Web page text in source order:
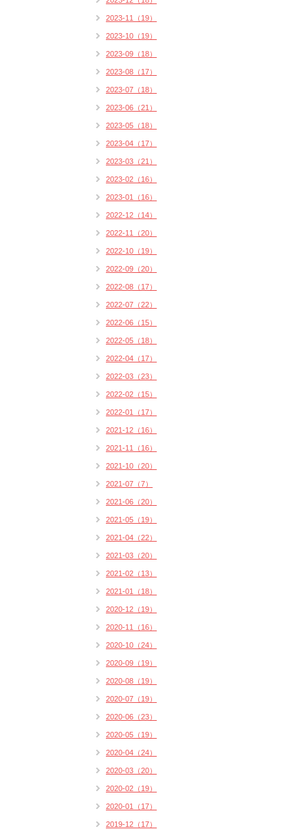
2023-11（19）
2023-10（19）
2023-09（18）
2023-08（17）
2023-07（18）
2023-06（21）
2023-05（18）
2023-04（17）
2023-03（21）
2023-02（16）
2023-01（16）
2022-12（14）
2022-11（20）
2022-10（19）
2022-09（20）
2022-08（17）
2022-07（22）
2022-06（15）
2022-05（18）
2022-04（17）
2022-03（23）
2022-02（15）
2022-01（17）
2021-12（16）
2021-11（16）
2021-10（20）
2021-07（7）
2021-06（20）
2021-05（19）
2021-04（22）
2021-03（20）
2021-02（13）
2021-01（18）
2020-12（19）
2020-11（16）
2020-10（24）
2020-09（19）
2020-08（19）
2020-07（19）
2020-06（23）
2020-05（19）
2020-04（24）
2020-03（20）
2020-02（19）
2020-01（17）
2019-12（17）